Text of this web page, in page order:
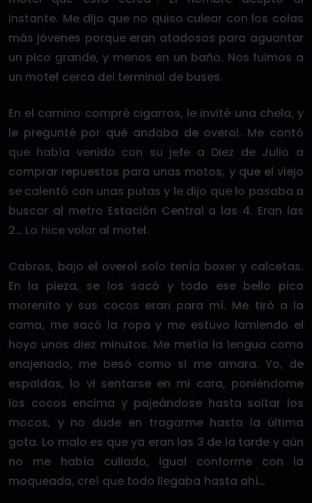
instante. Me dijo que no quiso culear con los colas
más jóvenes porque eran atadosos para aguantar
un pico grande, y menos en un baño. Nos fuimos a
un motel cerca del terminal de buses.
En el camino compré cigarros, le invité una chela, y
le pregunté por qué andaba de overol. Me contó
que había venido con su jefe a Diez de Julio a
comprar repuestos para unas motos, y que el viejo
se calentó con unas putas y le dijo que lo pasaba a
buscar al metro Estación Central a las 4. Eran las
2… Lo hice volar al motel.
Cabros, bajo el overol solo tenía boxer y calcetas.
En la pieza, se los sacó y todo ese bello pico
morenito y sus cocos eran para mí. Me tiró a la
cama, me sacó la ropa y me estuvo lamiendo el
hoyo unos diez minutos. Me metía la lengua como
enajenado, me besó como si me amara. Yo, de
espaldas, lo vi sentarse en mi cara, poniéndome
los cocos encima y pajeándose hasta soltar los
mocos, y no dude en tragarme hasta la última
gota. Lo malo es que ya eran las 3 de la tarde y aún
no me había culiado, igual conforme con la
moqueada, creí que todo llegaba hasta ahí…